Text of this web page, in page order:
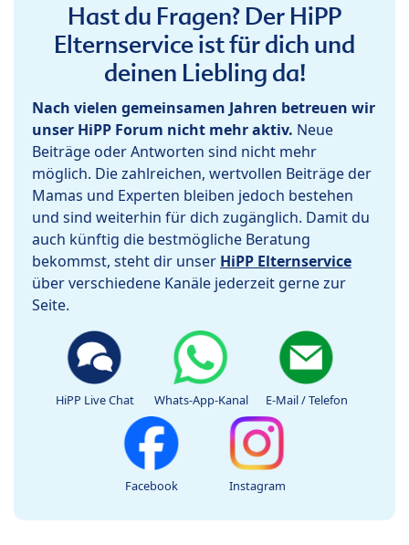
Hast du Fragen? Der HiPP
Elternservice ist für dich und
deinen Liebling da!
Nach vielen gemeinsamen Jahren betreuen wir
unser HiPP Forum nicht mehr aktiv. Neue
Beiträge oder Antworten sind nicht mehr
möglich. Die zahlreichen, wertvollen Beiträge der
Mamas und Experten bleiben jedoch bestehen
und sind weiterhin für dich zugänglich. Damit du
auch künftig die bestmögliche Beratung
bekommst, steht dir unser HiPP Elternservice
über verschiedene Kanäle jederzeit gerne zur
Seite.
HiPP Live Chat Whats-App-Kanal E-Mail / Telefon
Facebook Instagram